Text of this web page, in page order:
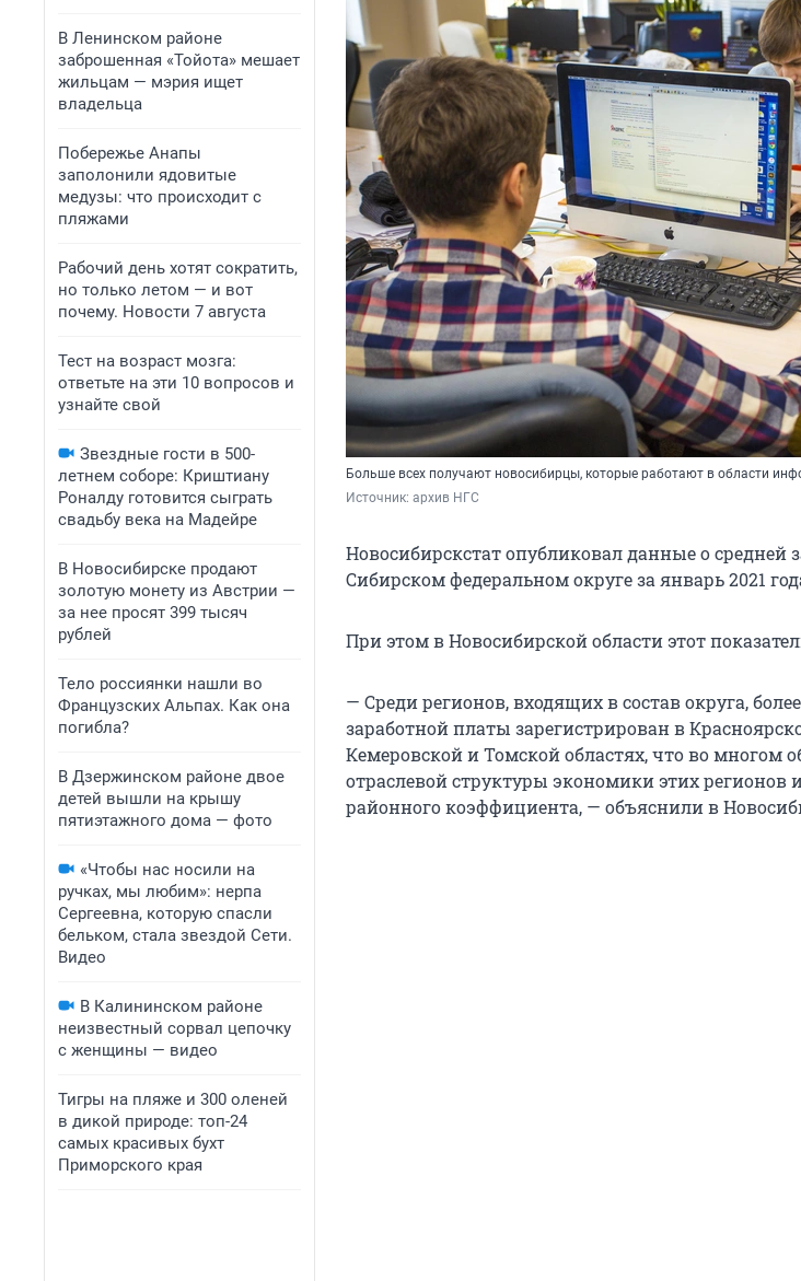
В Ленинском районе
заброшенная «Тойота» мешает
жильцам — мэрия ищет
владельца
Побережье Анапы
заполонили ядовитые
медузы: что происходит с
пляжами
Рабочий день хотят сократить,
но только летом — и вот
почему. Новости 7 августа
Тест на возраст мозга:
ответьте на эти 10 вопросов и
узнайте свой
Звездные гости в 500-
летнем соборе: Криштиану
Роналду готовится сыграть
свадьбу века на Мадейре
В Новосибирске продают
золотую монету из Австрии —
за нее просят 399 тысяч
рублей
Тело россиянки нашли во
Французских Альпах. Как она
погибла?
В Дзержинском районе двое
детей вышли на крышу
пятиэтажного дома — фото
«Чтобы нас носили на
ручках, мы любим»: нерпа
Сергеевна, которую спасли
бельком, стала звездой Сети.
Видео
В Калининском районе
неизвестный сорвал цепочку
с женщины — видео
Тигры на пляже и 300 оленей
в дикой природе: топ-24
самых красивых бухт
Приморского края
Больше всех получают новосибирцы, которые работают в области
Источник: архив НГС
Новосибирскстат опубликовал данные о средней
Сибирском федеральном округе за январь 2021
При этом в Новосибирской области этот
— Среди регионов, входящих в состав округа,
заработной платы зарегистрирован в
Кемеровской и Томской областях, что во многом
отраслевой структуры экономики этих
районного коэффициента, — объяснили в